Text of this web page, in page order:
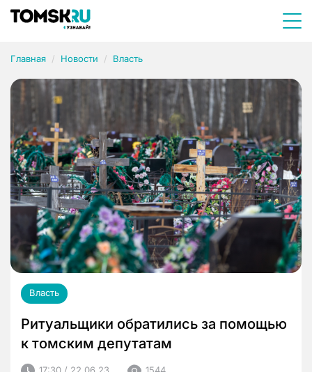
Главная Новости Власть
Власть
Ритуальщики обратились за помощью
к томским депутатам